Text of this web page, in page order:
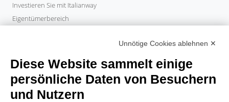
Investieren Sie mit Italianway
Eigentümerbereich
Italianway Academy
GÄSTE
Aufenthalt buchen
Langzeitaufenthalte
Unnötige Cookies ablehnen ✕
Diese Website sammelt einige
persönliche Daten von Besuchern
und Nutzern